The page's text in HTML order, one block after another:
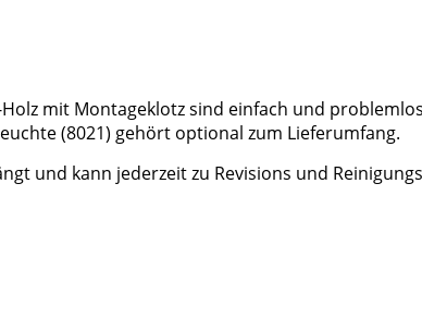
mit Montageklotz sind einfach und
(8021) gehört optional zum Lieferumfang.
und kann jederzeit zu Revisions und